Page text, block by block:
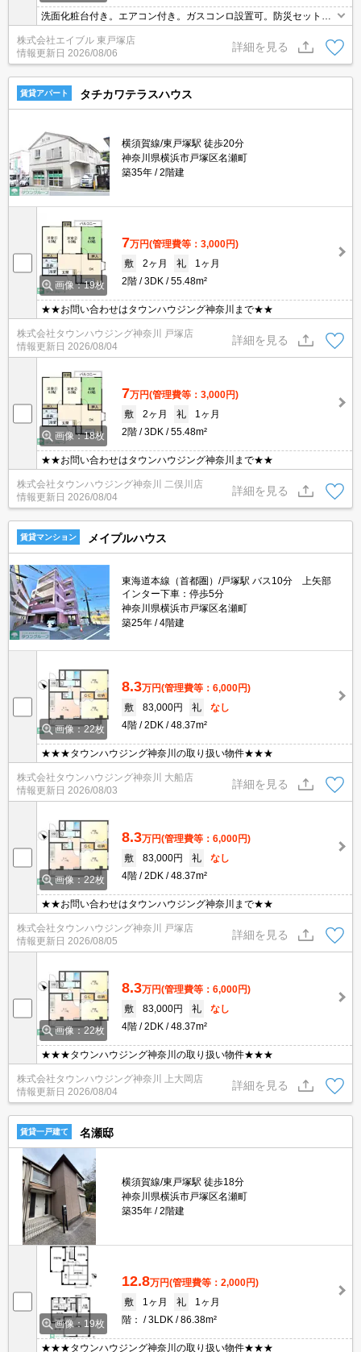
洗面化粧台付き。エアコン付き。ガスコンロ設置可。防災セット35,
310円。引越会社貸主指定。駐車場1台分無料。保証会社加入要(月
額総支払額の50%、10,000円/年)。
株式会社エイブル 東戸塚店
情報更新日 2026/08/06
詳細を見る
賃貸アパート タチカワテラスハウス
横須賀線/東戸塚駅 徒歩20分
神奈川県横浜市戸塚区名瀬町
築35年
2階建
画像：19枚
7万円(管理費等：3,000円)
敷
2ヶ月 礼
1ヶ月
2階
3DK 55.48m²
★★お問い合わせはタウンハウジング神奈川まで★★
株式会社タウンハウジング神奈川 戸塚店
情報更新日 2026/08/04
詳細を見る
画像：18枚
7万円(管理費等：3,000円)
敷
2ヶ月 礼
1ヶ月
2階
3DK 55.48m²
★★お問い合わせはタウンハウジング神奈川まで★★
株式会社タウンハウジング神奈川 二俣川店
情報更新日 2026/08/04
詳細を見る
賃貸マンション メイプルハウス
東海道本線（首都圏）/戸塚駅 バス10分 上矢部
インター下車：停歩5分
神奈川県横浜市戸塚区名瀬町
築25年
4階建
画像：22枚
8.3万円(管理費等：6,000円)
敷
83,000円 礼
なし
4階
2DK 48.37m²
★★★タウンハウジング神奈川の取り扱い物件★★★
株式会社タウンハウジング神奈川 大船店
情報更新日 2026/08/03
詳細を見る
画像：22枚
8.3万円(管理費等：6,000円)
敷
83,000円 礼
なし
4階
2DK 48.37m²
★★お問い合わせはタウンハウジング神奈川まで★★
株式会社タウンハウジング神奈川 戸塚店
情報更新日 2026/08/05
詳細を見る
画像：22枚
8.3万円(管理費等：6,000円)
敷
83,000円 礼
なし
4階
2DK 48.37m²
★★★タウンハウジング神奈川の取り扱い物件★★★
株式会社タウンハウジング神奈川 上大岡店
情報更新日 2026/08/04
詳細を見る
賃貸一戸建て 名瀬邸
横須賀線/東戸塚駅 徒歩18分
神奈川県横浜市戸塚区名瀬町
築35年
2階建
画像：19枚
12.8万円(管理費等：2,000円)
敷
1ヶ月 礼
1ヶ月
階：
3LDK 86.38m²
★★★タウンハウジング神奈川の取り扱い物件★★★